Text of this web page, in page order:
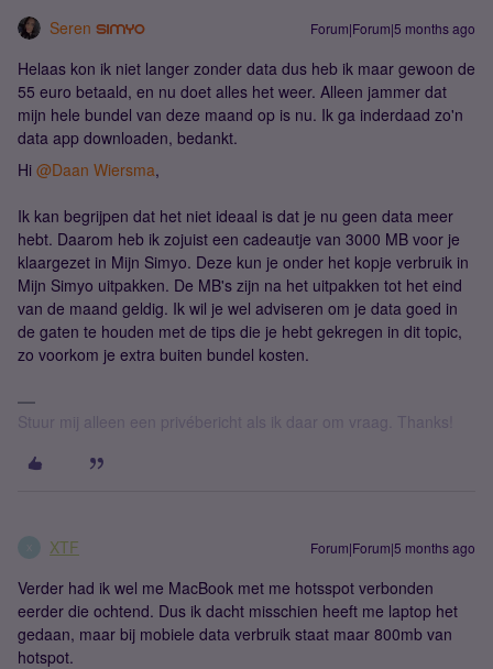
Seren Forum|Forum|5 months ago
Helaas kon ik niet langer zonder data dus heb ik maar gewoon de
55 euro betaald, en nu doet alles het weer. Alleen jammer dat
mijn hele bundel van deze maand op is nu. Ik ga inderdaad zo'n
data app downloaden, bedankt.
Hi ​ @Daan Wiersma,
Ik kan begrijpen dat het niet ideaal is dat je nu geen data meer
hebt. Daarom heb ik zojuist een cadeautje van 3000 MB voor je
klaargezet in Mijn Simyo. Deze kun je onder het kopje verbruik in
Mijn Simyo uitpakken. De MB's zijn na het uitpakken tot het eind
van de maand geldig. Ik wil je wel adviseren om je data goed in
de gaten te houden met de tips die je hebt gekregen in dit topic,
zo voorkom je extra buiten bundel kosten.
Stuur mij alleen een privébericht als ik daar om vraag. Thanks!
XTF Forum|Forum|5 months ago
Verder had ik wel me MacBook met me hotsspot verbonden
eerder die ochtend. Dus ik dacht misschien heeft me laptop het
gedaan, maar bij mobiele data verbruik staat maar 800mb van
hotspot.